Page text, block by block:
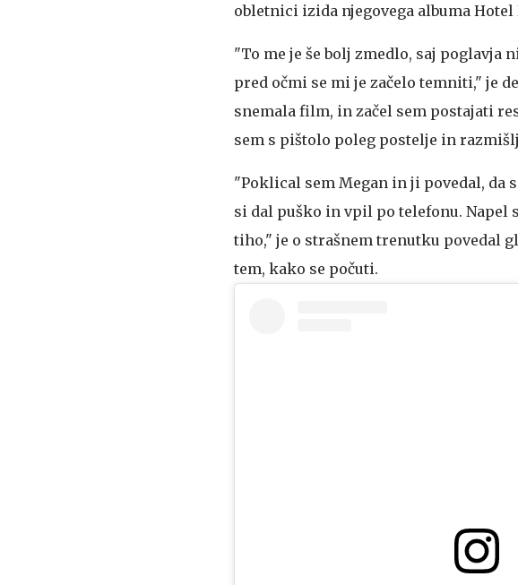
obletnici izida njegovega albuma Hotel
"To me je še bolj zmedlo, saj poglavja
pred očmi se mi je začelo temniti," je
snemala film, in začel sem postajati
sem s pištolo poleg postelje in
"Poklical sem Megan in ji povedal, da
si dal puško in vpil po telefonu. Napel
tiho," je o strašnem trenutku povedal
tem, kako se počuti.